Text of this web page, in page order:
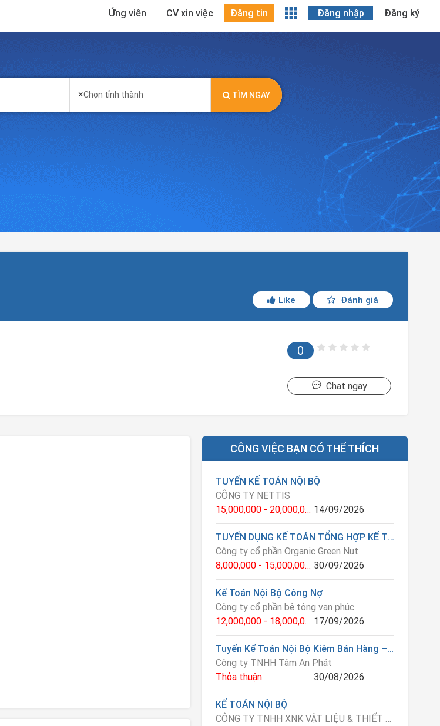
Ứng viên CV xin việc Đăng tin Đăng nhập Đăng ký
×Chọn tỉnh thành TÌM NGAY
Like Đánh giá
0
Chat ngay
CÔNG VIỆC BẠN CÓ THỂ THÍCH
TUYỂN KẾ TOÁN NỘI BỘ
CÔNG TY NETTIS
15,000,000 - 20,000,000 VNĐ 14/09/2026
TUYỂN DỤNG KẾ TOÁN TỔNG HỢP KẾ TOÁN BÁN HÀNG
Công ty cổ phần Organic Green Nut
8,000,000 - 15,000,000 VNĐ 30/09/2026
Kế Toán Nội Bộ Công Nợ
Công ty cổ phần bê tông vạn phúc
12,000,000 - 18,000,000 VNĐ 17/09/2026
Tuyển Kế Toán Nội Bộ Kiêm Bán Hàng – Chưa Biết Việc Được Đào Tạo
Công ty TNHH Tâm An Phát
Thỏa thuận
30/08/2026
KẾ TOÁN NỘI BỘ
CÔNG TY TNHH XNK VẬT LIỆU & THIẾT BỊ TÙNG KHÁNH